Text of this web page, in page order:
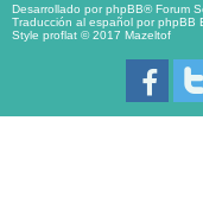
Desarrollado porphpBB® Forum
Traducción al español porphpBB
Style proflat © 2017 Mazeltof